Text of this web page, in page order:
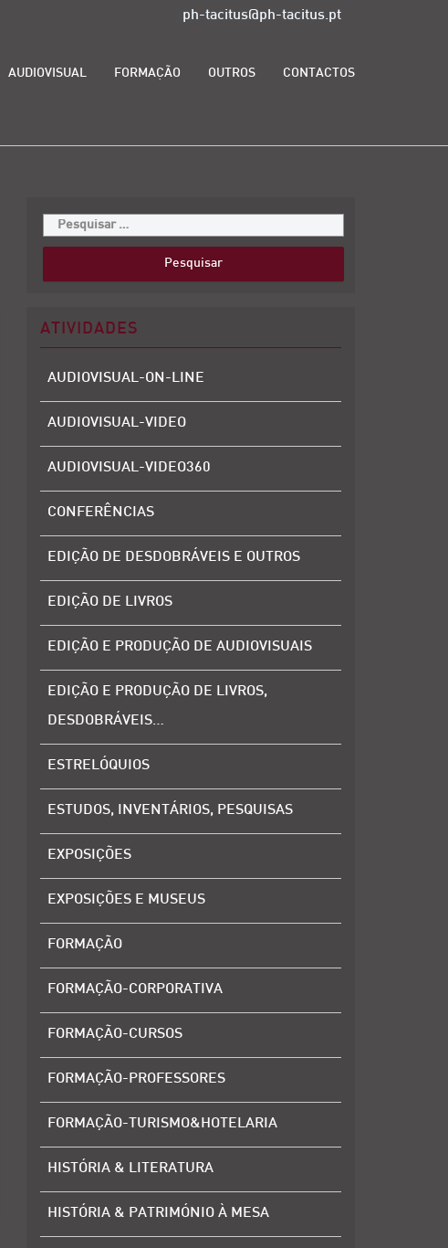
ph-tacitus@ph-tacitus.pt
AUDIOVISUAL FORMAÇÃO OUTROS CONTACTOS
ATIVIDADES
AUDIOVISUAL-ON-LINE
AUDIOVISUAL-VIDEO
AUDIOVISUAL-VIDEO360
CONFERÊNCIAS
EDIÇÃO DE DESDOBRÁVEIS E OUTROS
EDIÇÃO DE LIVROS
EDIÇÃO E PRODUÇÃO DE AUDIOVISUAIS
EDIÇÃO E PRODUÇÃO DE LIVROS,
DESDOBRÁVEIS…
ESTRELÓQUIOS
ESTUDOS, INVENTÁRIOS, PESQUISAS
EXPOSIÇÕES
EXPOSIÇÕES E MUSEUS
FORMAÇÃO
FORMAÇÃO-CORPORATIVA
FORMAÇÃO-CURSOS
FORMAÇÃO-PROFESSORES
FORMAÇÃO-TURISMO&HOTELARIA
HISTÓRIA & LITERATURA
HISTÓRIA & PATRIMÓNIO À MESA